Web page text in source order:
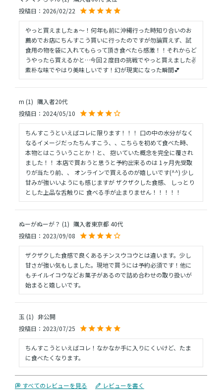
投稿日
2026/02/22
やっと買えましたぁ〜！何年も前に沖縄行った時知り合いのお
薦めでお店にちんすこう買いに行ったのですが勿論買えず、試
食用の物を袋に入れてもらって頂き食べたら感激！！それからど
うやったら買えるかと…今回２度目の挑戦でやっと買えました✌️
素朴な味でやはり美味しいです！幻が現実になった瞬間💕
m 1 購入者20代
投稿日
2024/05/10
ちんすこうといえばコレに限ります！！！ 口の中の水分がなく
なるイメージだったちんすこう、、こちらを初めて食べた時、
本物とはこういうことか！と、 抱いていた概念を完全に覆され
ました！！ 本店で買おうと思うと予約出来るのは 1ヶ月先受取
りが当たり前、、 オンラインで買えるのが嬉しいです(^^) 少し
甘みが強いいようにも感じますが ザクザクした食感、 しっとり
とした上品な舌触りに 食べる手が止まりません！！！！！
ぬーがぬーが？ 1 購入者東京都 40代
投稿日
2023/09/08
ザクザクした食感で良くあるチンスウコウとは違います。少し
甘さが強い気もしました。現地で買うには予約必須です！他に
もチイルイコウなどお菓子があるので詰め合わせの取り扱いが
始まると嬉しいです。
玉 1
非公開
投稿日
2023/07/25
ちんすこうといえばコレ！なかなか手に入りにくいけど、たま
に食べたくなります。
すべてのレビューを見る レビューを書く